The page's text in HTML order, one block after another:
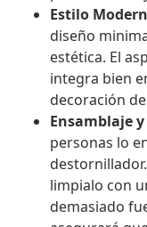
Estilo
diseño
estética. El
integra bien
decoración
Ensamblaje
personas lo
limpialo con
demasiado